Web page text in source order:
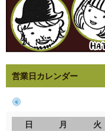
営業日カレンダー
日
月 火